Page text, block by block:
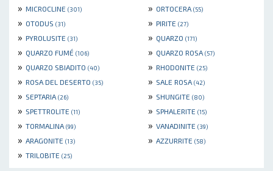
» MICROCLINE (301) » ORTOCERA (55)
» OTODUS (31) » PIRITE (27)
» PYROLUSITE (31) » QUARZO (171)
» QUARZO FUMÉ (106) » QUARZO ROSA (57)
» QUARZO SBIADITO (40) » RHODONITE (25)
» ROSA DEL DESERTO (35) » SALE ROSA (42)
» SEPTARIA (26) » SHUNGITE (80)
» SPETTROLITE (11) » SPHALERITE (15)
» TORMALINA (99) » VANADINITE (39)
» ARAGONITE (13) » AZZURRITE (58)
» TRILOBITE (25)